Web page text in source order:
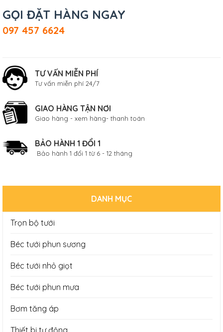
GỌI ĐẶT HÀNG NGAY
097 457 6624
TƯ VẤN MIỄN PHÍ
Tư vấn miễn phí 24/7
GIAO HÀNG TẬN NƠI
Giao hàng - xem hàng- thanh toán
BẢO HÀNH 1 ĐỔI 1
Bảo hành 1 đổi 1 từ 6 - 12 tháng
DANH MỤC
Trọn bộ tưới
Béc tưới phun sương
Béc tưới nhỏ giọt
Béc tưới phun mưa
Bơm tăng áp